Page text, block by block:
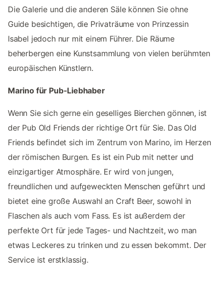
Die Galerie und die anderen Säle können Sie ohne
Guide besichtigen, die Privaträume von Prinzessin
Isabel jedoch nur mit einem Führer. Die Räume
beherbergen eine Kunstsammlung von vielen berühmten
europäischen Künstlern.
Marino für Pub-Liebhaber
Wenn Sie sich gerne ein geselliges Bierchen gönnen, ist
der Pub Old Friends der richtige Ort für Sie. Das Old
Friends befindet sich im Zentrum von Marino, im Herzen
der römischen Burgen. Es ist ein Pub mit netter und
einzigartiger Atmosphäre. Er wird von jungen,
freundlichen und aufgeweckten Menschen geführt und
bietet eine große Auswahl an Craft Beer, sowohl in
Flaschen als auch vom Fass. Es ist außerdem der
perfekte Ort für jede Tages- und Nachtzeit, wo man
etwas Leckeres zu trinken und zu essen bekommt. Der
Service ist erstklassig.